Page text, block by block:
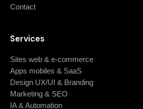
Contact
Services
Sites web & e-commerce
Apps mobiles & SaaS
Design UX/UI & Branding
Marketing & SEO
IA & Automation